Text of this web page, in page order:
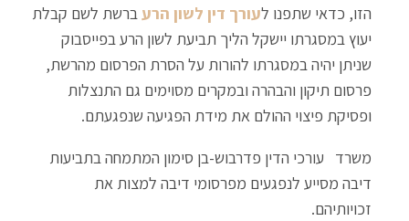
הזו, כדאי שתפנו לעורך דין לשון הרעברשת לשם קבלת
יעוץ במסגרתו יישקל הליך תביעת לשון הרע בפייסבוק
שניתן יהיה במסגרתו להורות על הסרת הפרסום מהרשת,
פרסום תיקון והבהרה ובמקרים מסוימים גם התנצלות
ופסיקת פיצוי ההולם את מידת הפגיעה שנפגעתם.
משרד עורכי הדין פדרבוש-בן סימון המתמחה בתביעות
דיבה מסייע לנפגעים מפרסומי דיבה למצות את
זכויותיהם.